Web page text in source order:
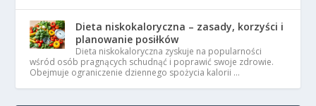
Dieta niskokaloryczna – zasady, korzyści i
planowanie posiłków
Dieta niskokaloryczna zyskuje na popularności
wśród osób pragnących schudnąć i poprawić swoje zdrowie.
Obejmuje ograniczenie dziennego spożycia kalorii …